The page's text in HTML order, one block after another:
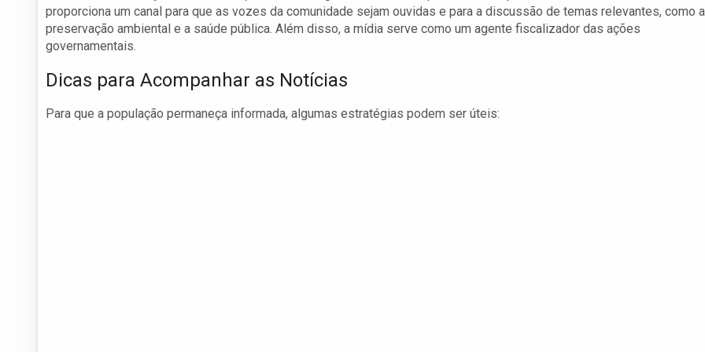
proporciona um canal para que as vozes da comunidade sejam ouvidas e para a discussão de temas relevantes, como a
preservação ambiental e a saúde pública. Além disso, a mídia serve como um agente fiscalizador das ações
governamentais.
Dicas para Acompanhar as Notícias
Para que a população permaneça informada, algumas estratégias podem ser úteis: